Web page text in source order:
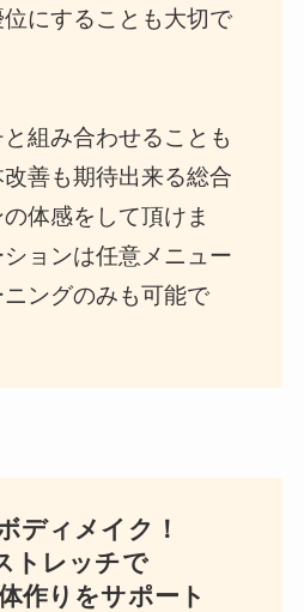
にすることも大切で
組み合わせることも
善も期待出来る総合
体感をして頂けま
ョンは任意メニュー
ングのみも可能で
ディメイク！
トレッチで
作りをサポート